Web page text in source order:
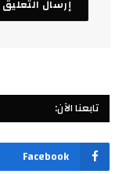
تابعنا الآن:
Facebook